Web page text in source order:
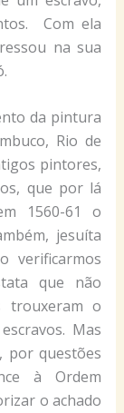
Com ela
na sua
da pintura
Rio de
pintores,
que por lá
1560-61 o
jesuíta
verificarmos
que não
trouxeram o
Mas
por questões
à Ordem
o achado